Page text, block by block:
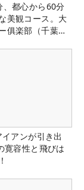
、都心から60分
美観コース。大
俱楽部（千葉
イアンが引き出
寛容性と飛びは